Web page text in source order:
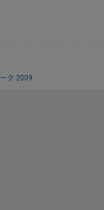
ク 2009